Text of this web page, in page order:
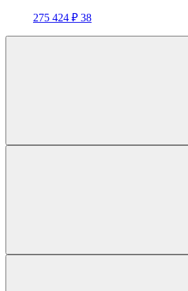
275 424 ₽ 38